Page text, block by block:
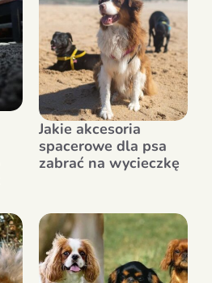
Jakie akcesoria
spacerowe dla psa
zabrać na wycieczkę